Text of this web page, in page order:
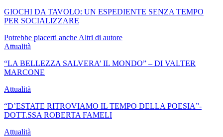
GIOCHI DA TAVOLO: UN ESPEDIENTE SENZA TEMPO
PER SOCIALIZZARE
Potrebbe piacerti anche Altri di autore
Attualità
“LA BELLEZZA SALVERA’ IL MONDO” – DI VALTER
MARCONE
Attualità
“D’ESTATE RITROVIAMO IL TEMPO DELLA POESIA”-
DOTT.SSA ROBERTA FAMELI
Attualità